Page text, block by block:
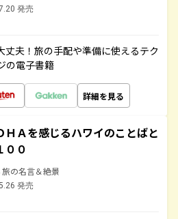
発売
夫！旅の手配や準備に使えるテク
の電子書籍
詳細を見る
ＨＡを感じるハワイのことばと
００
旅の名言＆絶景
発売